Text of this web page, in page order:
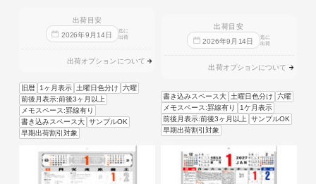
出荷目安
2026年9 月 14日
迄に
出荷
出荷オプションについて
旧暦 1ヶ月表示 土曜日色分け
六曜
前後月表示:前後3ヶ月以上
メモスペース:罫線有り
書き込みスペース大 サンプルOK
早期出荷割引対象
出荷目安
2026年9 月 14日
迄に
出荷
出荷オプションについて
書き込みスペース大 土曜日色分け
六曜
メモスペース:罫線有り
1ケ月表示
前後月表示:前後3ヶ月以上 サンプルOK
早期出荷割引対象